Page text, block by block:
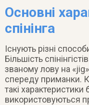
Основні
спінінга
Існують різні
Більшість
званому лову на
спереду приманки.
такі характеристики
використовуються